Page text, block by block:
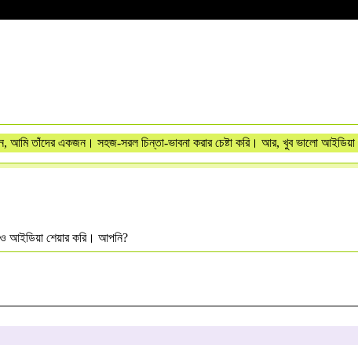
আমি তাঁদের একজন। সহজ-সরল চিন্তা-ভাবনা করার চেষ্টা করি। আর, খুব ভালো আইডিয়া
আইডিয়া শেয়ার করি। আপনি?